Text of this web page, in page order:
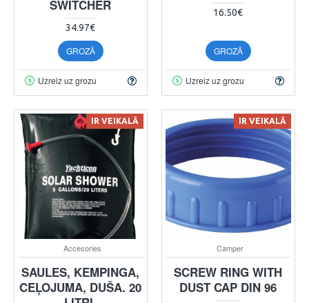
SWITCHER
34.97€
GROZĀ
Uzreiz uz grozu
16.50€
GROZĀ
Uzreiz uz grozu
IR VEIKALĀ
Accesories
SAULES, KEMPINGA,
CEĻOJUMA, DUŠA. 20
IR VEIKALĀ
Camper
SCREW RING WITH
DUST CAP DIN 96